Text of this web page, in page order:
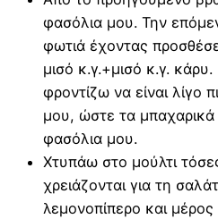
φασόλια μου. Την
φωτιά έχοντας
μισό κ.γ.+μισό κ.γ.
φροντίζω να είναι λίγο
μου, ώστε τα
φασόλια μου.
Χτυπάω στο μούλτι
χρειάζονται για τη
λεμονοπίπερο και